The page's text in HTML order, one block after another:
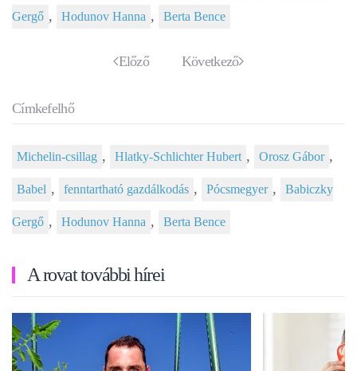
Gergő , Hodunov Hanna , Berta Bence
Előző Következő
Címkefelhő
Michelin-csillag , Hlatky-Schlichter Hubert , Orosz Gábor ,
Babel , fenntartható gazdálkodás , Pócsmegyer , Babiczky
Gergő , Hodunov Hanna , Berta Bence
A rovat további hírei